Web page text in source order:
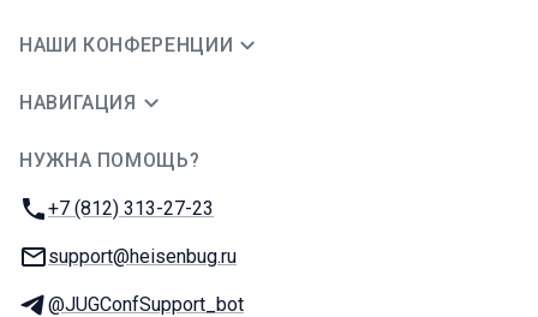
НАШИ КОНФЕРЕНЦИИ
НАВИГАЦИЯ
НУЖНА ПОМОЩЬ?
Телефон:
+7 (812) 313-27-23
E-mail:
support@heisenbug.ru
Телеграм:
@JUGConfSupport_bot